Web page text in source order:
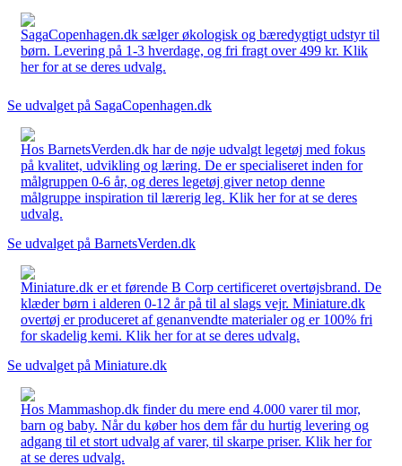
SagaCopenhagen.dk sælger økologisk og bæredygtigt udstyr til
børn. Levering på 1-3 hverdage, og fri fragt over 499 kr. Klik
her for at se deres udvalg.
Se udvalget på SagaCopenhagen.dk
Hos BarnetsVerden.dk har de nøje udvalgt legetøj med fokus
på kvalitet, udvikling og læring. De er specialiseret inden for
målgruppen 0-6 år, og deres legetøj giver netop denne
målgruppe inspiration til lærerig leg. Klik her for at se deres
udvalg.
Se udvalget på BarnetsVerden.dk
Miniature.dk er et førende B Corp certificeret overtøjsbrand. De
klæder børn i alderen 0-12 år på til al slags vejr. Miniature.dk
overtøj er produceret af genanvendte materialer og er 100% fri
for skadelig kemi. Klik her for at se deres udvalg.
Se udvalget på Miniature.dk
Hos Mammashop.dk finder du mere end 4.000 varer til mor,
barn og baby. Når du køber hos dem får du hurtig levering og
adgang til et stort udvalg af varer, til skarpe priser. Klik her for
at se deres udvalg.